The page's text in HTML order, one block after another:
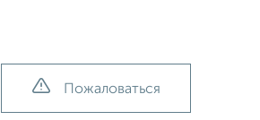
Пожаловаться